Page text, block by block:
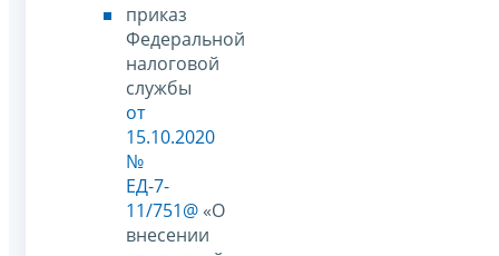
приказ
Федеральной
налоговой
службы
от
15.10.2020
№
ЕД-7-
11/751@ «О
внесении